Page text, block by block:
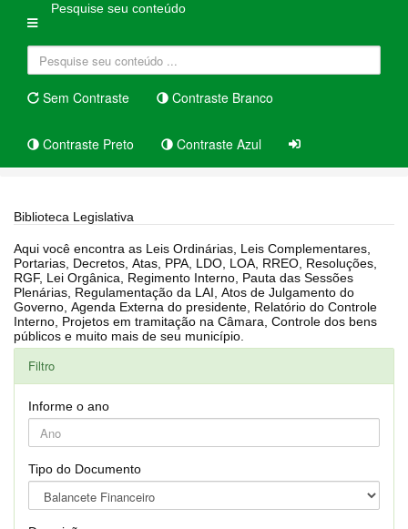
Pesquise seu conteúdo
Sem Contraste Contraste Branco
Contraste Preto Contraste Azul
Biblioteca Legislativa
Aqui você encontra as Leis Ordinárias, Leis Complementares,
Portarias, Decretos, Atas, PPA, LDO, LOA, RREO, Resoluções,
RGF, Lei Orgânica, Regimento Interno, Pauta das Sessões
Plenárias, Regulamentação da LAI, Atos de Julgamento do
Governo, Agenda Externa do presidente, Relatório do Controle
Interno, Projetos em tramitação na Câmara, Controle dos bens
públicos e muito mais de seu município.
Filtro
Informe o ano
Tipo do Documento